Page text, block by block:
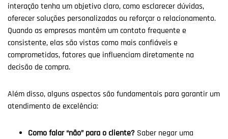
interação tenha um objetivo claro, como esclarecer dúvidas,
oferecer soluções personalizadas ou reforçar o relacionamento.
Quando as empresas mantêm um contato frequente e
consistente, elas são vistas como mais confiáveis e
comprometidas, fatores que influenciam diretamente na
decisão de compra.
Além disso, alguns aspectos são fundamentais para garantir um
atendimento de excelência:
Como falar “não” para o cliente? Saber negar uma